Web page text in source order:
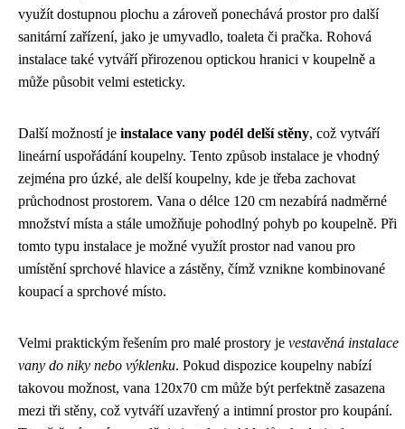
využít dostupnou plochu a zároveň ponechává prostor pro další
sanitární zařízení, jako je umyvadlo, toaleta či pračka. Rohová
instalace také vytváří přirozenou optickou hranici v koupelně a
může působit velmi esteticky.
Další možností je instalace vany podél delší stěny, což vytváří
lineární uspořádání koupelny. Tento způsob instalace je vhodný
zejména pro úzké, ale delší koupelny, kde je třeba zachovat
průchodnost prostorem. Vana o délce 120 cm nezabírá nadměrné
množství místa a stále umožňuje pohodlný pohyb po koupelně. Při
tomto typu instalace je možné využít prostor nad vanou pro
umístění sprchové hlavice a zástěny, čímž vznikne kombinované
koupací a sprchové místo.
Velmi praktickým řešením pro malé prostory je vestavěná instalace
vany do niky nebo výklenku. Pokud dispozice koupelny nabízí
takovou možnost, vana 120x70 cm může být perfektně zasazena
mezi tři stěny, což vytváří uzavřený a intimní prostor pro koupání.